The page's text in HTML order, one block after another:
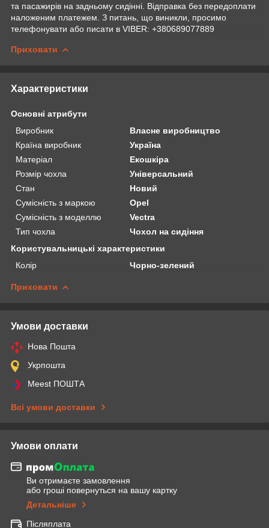
та пасажирів на задньому сидінні. Відправка без передоплати
наложеним платежем. З питань, що виникли, просимо
телефонувати або писати в VIBER: +380689077889
Приховати
Характеристики
Основні атрибути
Виробник
Власне виробництво
Країна виробник
Україна
Матеріал
Екошкіра
Розмір чохла
Універсальний
Стан
Новий
Сумісність з маркою
Opel
Сумісність з моделлю
Vectra
Тип чохла
Чохол на сидіння
Користувальницькі характеристики
Колір
Чорно-зелений
Приховати
Умови доставки
Нова Пошта
Укрпошта
Meest ПОШТА
Всі умови доставки
Умови оплати
Ви отримаєте замовлення
або гроші повернуться на вашу картку
Детальніше
Післяплата